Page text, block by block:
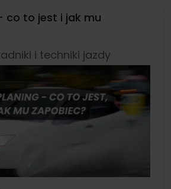
co to jest i jak mu
i techniki jazdy